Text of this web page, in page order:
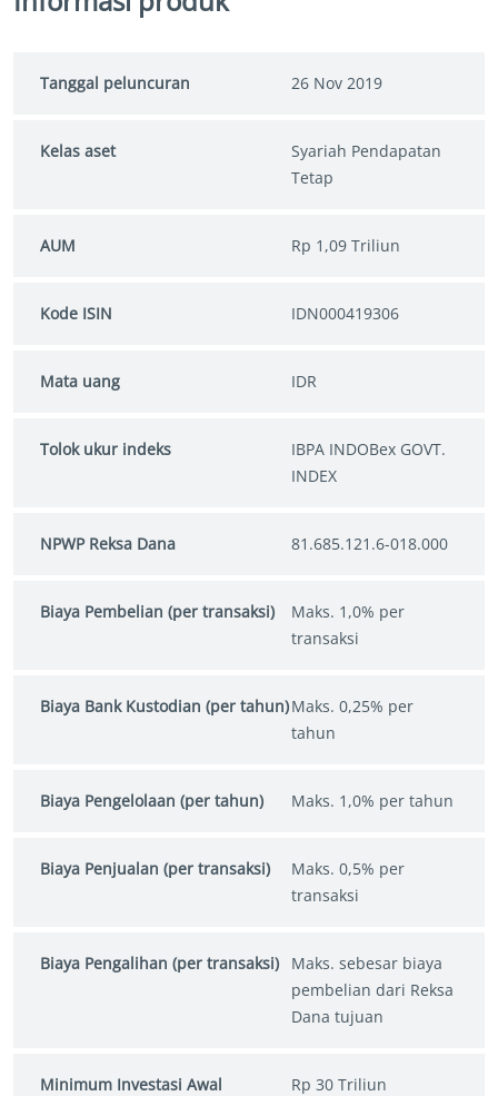
Tanggal peluncuran 26 Nov 2019
Kelas aset
Syariah Pendapatan
Tetap
AUM Rp 1,09 Triliun
Kode ISIN IDN000419306
Mata uang IDR
Tolok ukur indeks
IBPA INDOBex GOVT.
INDEX
NPWP Reksa Dana 81.685.121.6-018.000
Biaya Pembelian (per transaksi)
Maks. 1,0% per
transaksi
Biaya Bank Kustodian (per tahun)Maks. 0,25% per
tahun
Biaya Pengelolaan (per tahun) Maks. 1,0% per tahun
Biaya Penjualan (per transaksi)
Maks. 0,5% per
transaksi
Biaya Pengalihan (per transaksi)
Maks. sebesar biaya
pembelian dari Reksa
Dana tujuan
Minimum Investasi Awal Rp 30 Triliun